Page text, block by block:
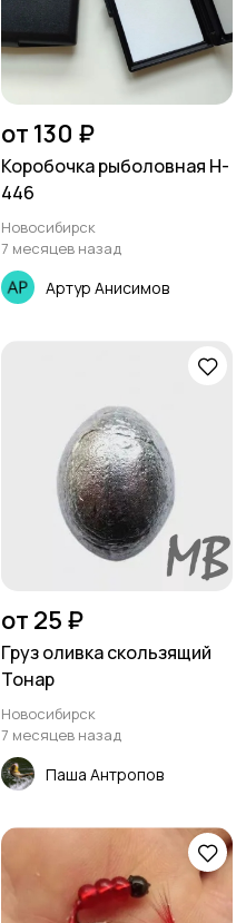
Ящики и Коробки для
рыбалки
Одежда
Забродная амуниция
Моторы
от 130 ₽
Коробочка рыболовная H-
446
Новосибирск
7 месяцев назад
Артур Анисимов
от 25 ₽
Груз оливка скользящий
Тонар
Новосибирск
7 месяцев назад
Паша Антропов